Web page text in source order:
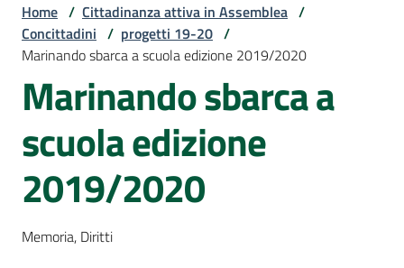
Concittadini
Menu selezionato
Porte
in
itineranti
Home / Cittadinanza attiva in Assemblea /
Concittadini / progetti 19-20 /
Marinando sbarca a scuola edizione 2019/2020
Marinando sbarca a
scuola edizione
2019/2020
Memoria, Diritti